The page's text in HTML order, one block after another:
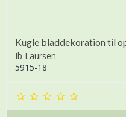
Kugle bladdekoration til
Ib Laursen
5915-18